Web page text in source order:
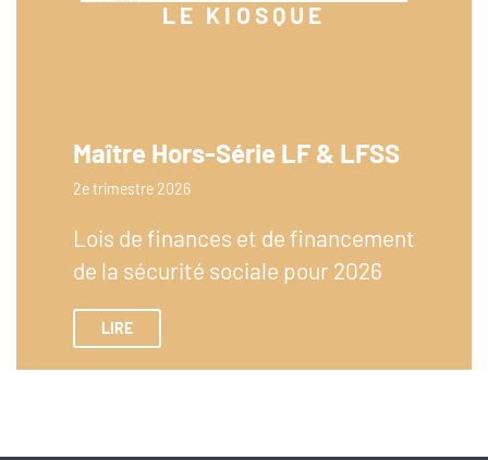
LE KIOSQUE
Maître Hors-Série LF & LFSS
2e trimestre 2026
Lois de finances et de financement
de la sécurité sociale pour 2026
LIRE